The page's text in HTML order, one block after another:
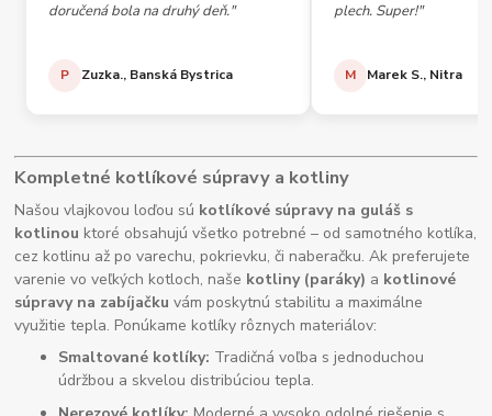
doručená bola na druhý deň."
P Zuzka., Banská Bystrica
plech. Super!"
M Marek S., Nitra
Kompletné kotlíkové súpravy a kotliny
Našou vlajkovou loďou sú kotlíkové súpravy na guláš s
kotlinou ktoré obsahujú všetko potrebné – od samotného kotlíka,
cez kotlinu až po varechu, pokrievku, či naberačku. Ak preferujete
varenie vo veľkých kotloch, naše kotliny (paráky) a kotlinové
súpravy na zabíjačku vám poskytnú stabilitu a maximálne
využitie tepla. Ponúkame kotlíky rôznych materiálov:
Smaltované kotlíky: Tradičná voľba s jednoduchou
údržbou a skvelou distribúciou tepla.